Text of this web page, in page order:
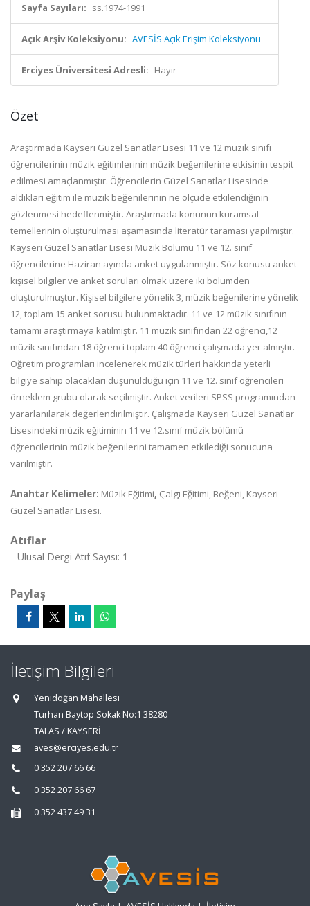
Sayfa Sayıları: ss.1974-1991
Açık Arşiv Koleksiyonu: AVESİS Açık Erişim Koleksiyonu
Erciyes Üniversitesi Adresli: Hayır
Özet
Araştırmada Kayseri Güzel Sanatlar Lisesi 11 ve 12 müzik sınıfı
öğrencilerinin müzik eğitimlerinin müzik beğenilerine etkisinin tespit
edilmesi amaçlanmıştır. Öğrencilerin Güzel Sanatlar Lisesinde
aldıkları eğitim ile müzik beğenilerinin ne ölçüde etkilendiğinin
gözlenmesi hedeflenmiştir. Araştırmada konunun kuramsal
temellerinin oluşturulması aşamasında literatür taraması yapılmıştır.
Kayseri Güzel Sanatlar Lisesi Müzik Bölümü 11 ve 12. sınıf
öğrencilerine Haziran ayında anket uygulanmıştır. Söz konusu anket
kişisel bilgiler ve anket soruları olmak üzere iki bölümden
oluşturulmuştur. Kişisel bilgilere yönelik 3, müzik beğenilerine yönelik
12, toplam 15 anket sorusu bulunmaktadır. 11 ve 12 müzik sınıfının
tamamı araştırmaya katılmıştır. 11 müzik sınıfından 22 öğrenci,12
müzik sınıfından 18 öğrenci toplam 40 öğrenci çalışmada yer almıştır.
Öğretim programları incelenerek müziktürleri hakkında yeterli
bilgiye sahip olacakları düşünüldüğü için 11 ve 12. sınıf öğrencileri
örneklem grubu olarak seçilmiştir. Anketverileri SPSS programından
yararlanılarak değerlendirilmiştir. Çalışmada Kayseri Güzel Sanatlar
Lisesindeki müzik eğitiminin 11 ve 12.sınıf müzik bölümü
öğrencilerinin müzik beğenilerini tamamen etkilediği sonucuna
varılmıştır.
Anahtar Kelimeler: Müzik Eğitimi, Çalgı Eğitimi, Beğeni, Kayseri
Güzel Sanatlar Lisesi.
Atıflar
Ulusal Dergi Atıf Sayısı: 1
Paylaş
İletişim Bilgileri
Yenidoğan Mahallesi
Turhan Baytop Sokak No:1 38280
TALAS / KAYSERİ
aves@erciyes.edu.tr
0 352 207 66 66
0 352 207 66 67
0 352 437 49 31